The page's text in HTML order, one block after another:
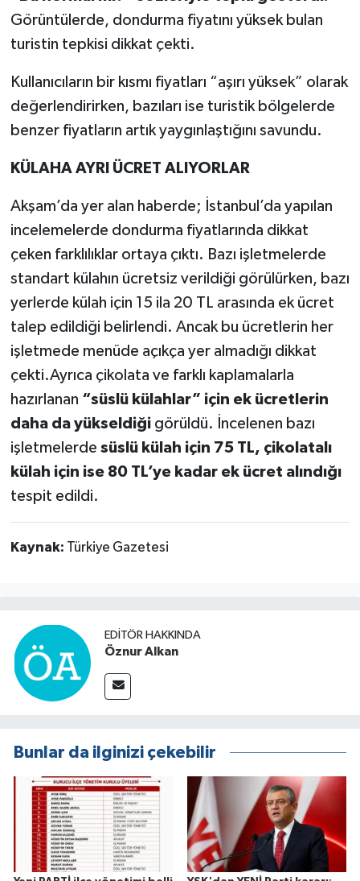
Görüntülerde, dondurma fiyatını yüksek bulan
turistin tepkisi dikkat çekti.
Kullanıcıların bir kısmı fiyatları “aşırı yüksek” olarak
değerlendirirken, bazıları ise turistik bölgelerde
benzer fiyatların artık yaygınlaştığını savundu.
KÜLAHA AYRI ÜCRET ALIYORLAR
Akşam’da yer alan haberde; İstanbul’da yapılan
incelemelerde dondurma fiyatlarında dikkat
çeken farklılıklar ortaya çıktı. Bazı işletmelerde
standart külahın ücretsiz verildiği görülürken, bazı
yerlerde külah için 15 ila 20 TL arasında ek ücret
talep edildiği belirlendi. Ancak bu ücretlerin her
işletmede menüde açıkça yer almadığı dikkat
çekti.Ayrıca çikolata ve farklı kaplamalarla
hazırlanan “süslü külahlar” için ek ücretlerin
daha da yükseldiği görüldü. İncelenen bazı
işletmelerde süslü külah için 75 TL, çikolatalı
külah için ise 80 TL’ye kadar ek ücret alındığı
tespit edildi.
Kaynak: Türkiye Gazetesi
EDITÖR HAKKINDA
Öznur Alkan
Bunlar da ilginizi çekebilir